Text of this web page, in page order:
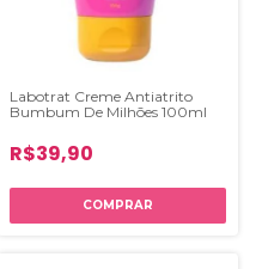
Labotrat Creme Antiatrito
Bumbum De Milhões 100ml
R$39,90